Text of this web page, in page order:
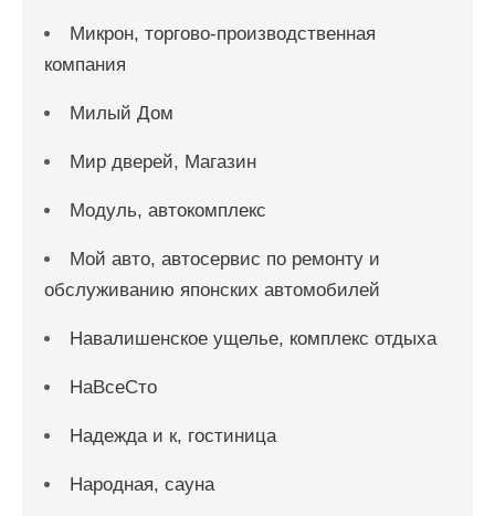
Микрон, торгово-производственная
компания
Милый Дом
Мир дверей, Магазин
Модуль, автокомплекс
Мой авто, автосервис по ремонту и
обслуживанию японских автомобилей
Навалишенское ущелье, комплекс отдыха
НаВсеСто
Надежда и к, гостиница
Народная, сауна